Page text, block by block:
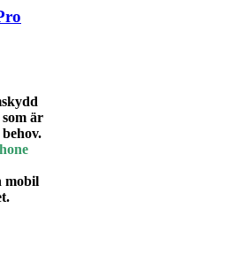
kr
kr
är
mobil